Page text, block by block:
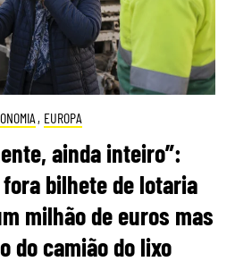
, EUROPA
ainda inteiro”:
bilhete de lotaria
milhão de euros mas
do camião do lixo